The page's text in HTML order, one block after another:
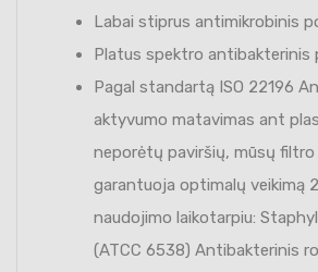
Labai stiprus antimikrobinis
Platus spektro antibakterinis
Pagal standartą ISO 22196
aktyvumo matavimas ant
neporėtų paviršių, mūsų
garantuoja optimalų veikimą
naudojimo laikotarpiu:
(ATCC 6538) Antibakterinis